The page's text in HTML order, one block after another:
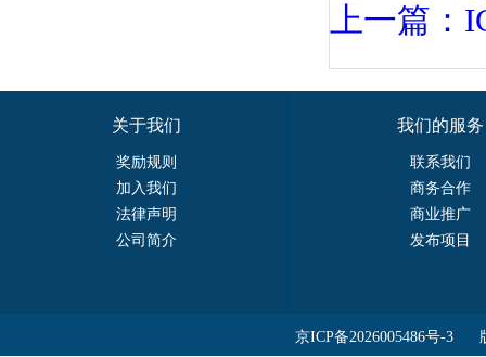
上一篇：
关于我们
奖励规则
加入我们
法律声明
公司简介
我们的服务
联系我们
商务合作
商业推广
发布项目
京ICP备2026005486号-3